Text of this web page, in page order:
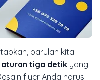
barulah kita
aturan tiga detik yang
flyer Anda harus